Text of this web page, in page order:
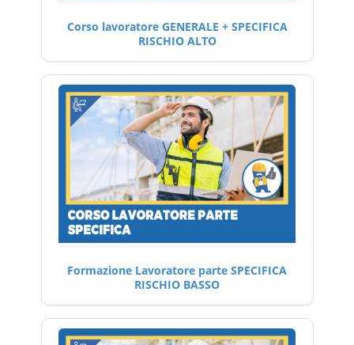
Corso lavoratore GENERALE + SPECIFICA
RISCHIO ALTO
Formazione Lavoratore parte SPECIFICA
RISCHIO BASSO